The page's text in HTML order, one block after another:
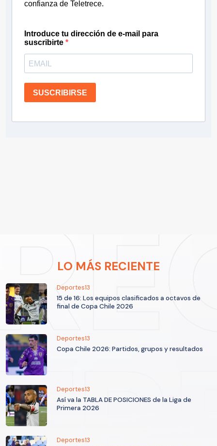
confianza de Teletrece.
Introduce tu dirección de e-mail para
suscribirte
SUSCRIBIRSE
LO MÁS RECIENTE
Deportes13
15 de 16: Los equipos clasificados a octavos de
final de Copa Chile 2026
Deportes13
Copa Chile 2026: Partidos, grupos y resultados
Deportes13
Así va la TABLA DE POSICIONES de la Liga de
Primera 2026
Deportes13